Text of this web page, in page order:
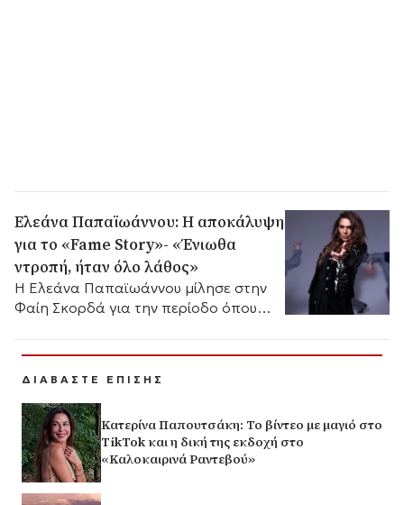
Ελεάνα Παπαϊωάννου: Η αποκάλυψη
για το «Fame Story»- «Ένιωθα
ντροπή, ήταν όλο λάθος»
Η Ελεάνα Παπαϊωάννου μίλησε στην
Φαίη Σκορδά για την περίοδο όπου
ΔΙΑΒΑΣΤΕ ΕΠΙΣΗΣ
Κατερίνα Παπουτσάκη: Το βίντεο με μαγιό στο
TikTok και η δική της εκδοχή στο
«Καλοκαιρινά Ραντεβού»